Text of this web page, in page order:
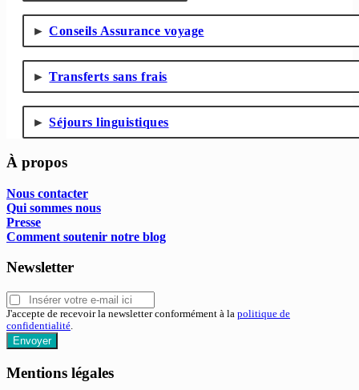
Conseils Assurance voyage
Transferts sans frais
Séjours linguistiques
À propos
Nous contacter
Qui sommes nous
Presse
Comment soutenir notre blog
Newsletter
J'accepte de recevoir la newsletter conformément à la politique de
confidentialité.
Envoyer
Mentions légales